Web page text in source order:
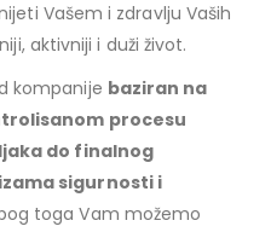
Vašem i zdravlju Vaših
aktivniji i duži život.
kompanije baziran na
procesu
do finalnog
sigurnosti i
toga Vam možemo